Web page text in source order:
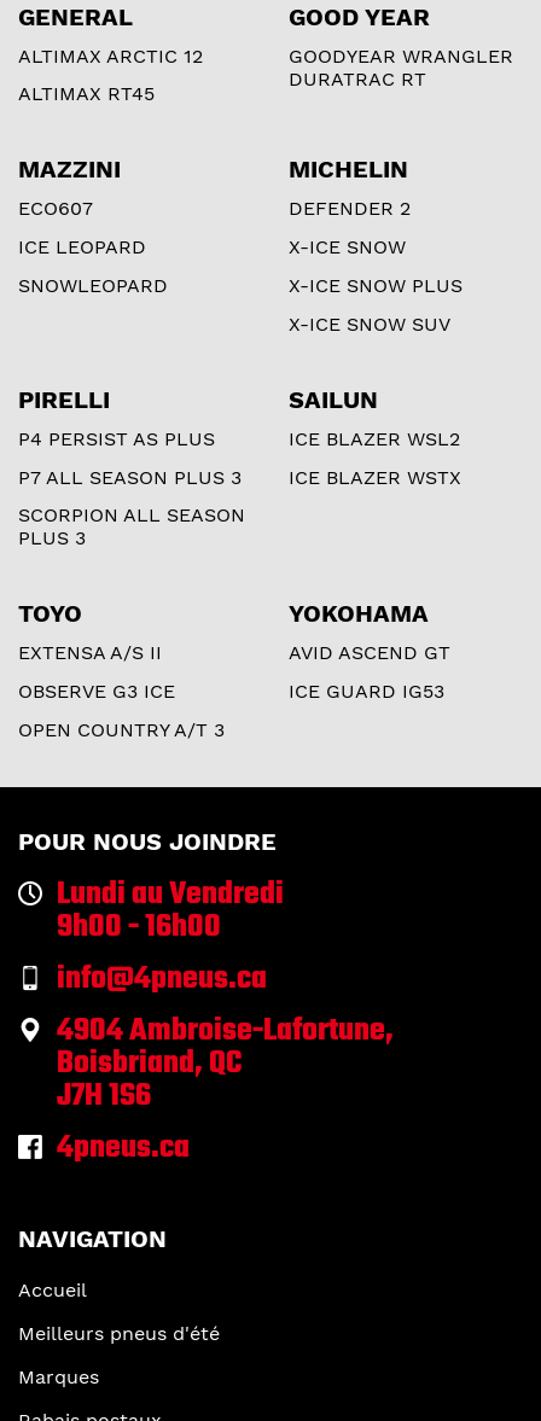
GENERAL
ALTIMAX ARCTIC 12
ALTIMAX RT45
GOOD YEAR
GOODYEAR WRANGLER
DURATRAC RT
MAZZINI
ECO607
ICE LEOPARD
SNOWLEOPARD
MICHELIN
DEFENDER 2
X-ICE SNOW
X-ICE SNOW PLUS
X-ICE SNOW SUV
PIRELLI
P4 PERSIST AS PLUS
P7 ALL SEASON PLUS 3
SCORPION ALL SEASON
PLUS 3
SAILUN
ICE BLAZER WSL2
ICE BLAZER WSTX
TOYO
EXTENSA A/S II
OBSERVE G3 ICE
OPEN COUNTRY A/T 3
YOKOHAMA
AVID ASCEND GT
ICE GUARD IG53
POUR NOUS JOINDRE
Lundi au Vendredi
9h00 - 16h00
info@4pneus.ca
4904 Ambroise-Lafortune,
Boisbriand, QC
J7H 1S6
4pneus.ca
NAVIGATION
Accueil
Meilleurs pneus d'été
Marques